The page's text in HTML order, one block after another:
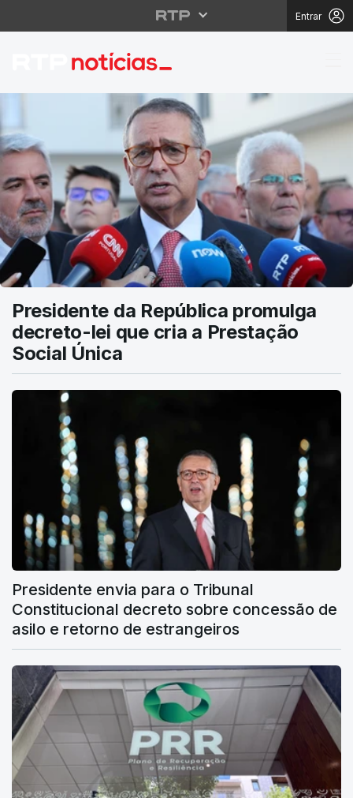
Entrar
RTP Notícias
Presidente da República promulga
decreto-lei que cria a Prestação
Social Única
Presidente envia para o Tribunal
Constitucional decreto sobre concessão de
asilo e retorno de estrangeiros